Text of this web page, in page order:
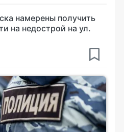
намерены получить
на недострой на ул.